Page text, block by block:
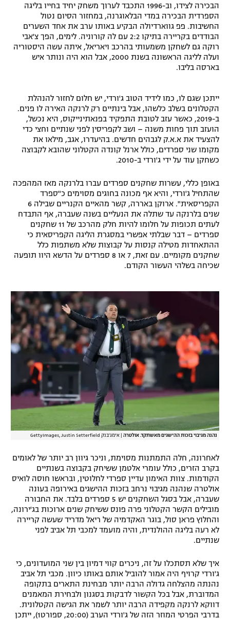
הבכירה לצידו, וב-1996 התכבד לערוך משחק יחיד בחייו בליגה
הספרדית הבכירה במדי הבלאוגרנה, במחזור הסיום נטול
החשיבות. פפ גווארדיולה הבקיע באותו ערב את אחד השערים
הבודדים בקריירה בתיקו 2:2 עם לה קורוניה. לימים, הפך צ'אבי
רוקה גם לשחקן משמעותי בהרכב ויאריאל, איתה עשה היסטוריה
ועלה לליגה הראשונה בשנת 2000, אבל הוא היה ונותר איש
בארסה בליבו.
ייתכן שגם לו, כמו לידיד הטוב ג'ורדי, יש חלום לחזור להנהלת
הקטלונים בשלב כלשהו, אבל בינתיים רק לרנקה האירה לו פנים.
ב-2019, כאשר עזב לטובת התפקיד בפנאתינייקוס, היא נכשל,
הועזב תוך פחות משנה – ושב לקפריסין לפני שנתיים וחצי כדי
להצעיד את א.א.ק לגבהים חדשים. בהיעדרו, אגב, מילאו את
מקומו שני ספרדים, כולל ארנל קונדה הקטלוני שהובא לקבוצה
כשחקן עוד על ידי ג'ורדי ב-2010.
באופן כללי, עשרות שחקנים ספרדים עברו בלרנקה מאז המהפכה
שהתחיל ג'ורדי, והיא אף מכונה בחוגים מסוימים כ"ספרד
הקפריסאית". ארוקן באררה, קשר מהאיים הקנריים שבילה 6
שנים בלרנקה עד שתלה את הנעליים בשנה שעברה, אף התבדח
לעתים תכופות על חלומו להיות חלק מהרכב של 11 שחקנים
ספרדים – דבר שבלתי אפשרי במסגרת הליגה הקפריסאית כי
ההתאחדות מטילה קנסות על קבוצות שלא משתפות כלל
שחקנים מקומיים. עם זאת, 7 או 8 ספרדים על הדשא היוו תופעה
שכיחה בשלהי העשור הקודם.
נהנה מגיבוי בזכות ההישגים מאשתקד. אולטרה אימג'בנק GettyImages, Justin Setterfield
לאחרונה, חלה התמתנות מסוימת, וניכר גיוון רב יותר של לאומים
בקרב הזרים, כולל עומרי אלטמן ששיחק בקבוצה בשנתיים
הקודמות. צוות האימון עדיין ספרדי לחלוטין, ובראשו חוסה לואיס
אולטרה שנהנה מגיבוי נרחב בזכות ההישגים באירופה בעונה
שעברה, אבל בסגל השחקנים יש 5 ספרדים בלבד. את החבורה
מובילים הקשר הקטלוני פרה פונס ששיחק שנים ארוכות בג'ירונה,
והחלוץ פראן סול, בוגר האקדמיה של ריאל מדריד שעשה קריירה
לא רעה בליגה ההולנדית, והיה מועמד למכבי תל אביב לפני
שנתיים.
איך שלא תסתכלו על זה, ניכרים קווי דמיון בין שני המועדונים, כי
ג'ורדי קרויף היה אמור להוביל אותם באותו כיוון. מכבי תל אביב
נהנתה מהצלחה גדולה הרבה יותר מבחינת התארים בתקופה
המדוברת, אבל בכל הקשור לדבקות בסגנון ולבחירת המאמנים
דווקא לרנקה מקפידה הרבה יותר לשמר את הגישה הקטלונית.
בדרבי הפרטי המוזר הזה של ג'ורדי הערב (20:00, ספורט1), ייתכן